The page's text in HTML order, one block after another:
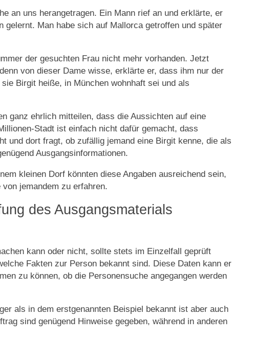
an uns herangetragen. Ein Mann rief an und erklärte, er
gelernt. Man habe sich auf Mallorca getroffen und später
der gesuchten Frau nicht mehr vorhanden. Jetzt
von dieser Dame wisse, erklärte er, dass ihm nur der
Birgit heiße, in München wohnhaft sei und als
ganz ehrlich mitteilen, dass die Aussichten auf eine
Stadt ist einfach nicht dafür gemacht, dass
und dort fragt, ob zufällig jemand eine Birgit kenne, die als
Ausgangsinformationen.
kleinen Dorf könnten diese Angaben ausreichend sein,
jemandem zu erfahren.
des Ausgangsmaterials
kann oder nicht, sollte stets im Einzelfall geprüft
Fakten zur Person bekannt sind. Diese Daten kann er
zu können, ob die Personensuche angegangen werden
als in dem erstgenannten Beispiel bekannt ist aber auch
sind genügend Hinweise gegeben, während in anderen